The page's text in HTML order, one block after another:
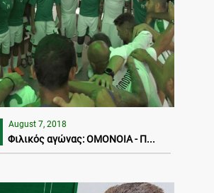
August 7, 2018
Φιλικός αγώνας: ΟΜΟΝΟΙΑ - Π...